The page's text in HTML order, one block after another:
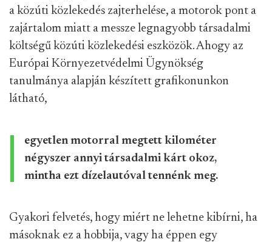
a közúti közlekedés zajterhelése, a motorok pont a
zajártalom miatt a messze legnagyobb társadalmi
költségű közúti közlekedési eszközök. Ahogy az
Európai Környezetvédelmi Ügynökség
tanulmánya alapján készített grafikonunkon
látható,
egyetlen motorral megtett kilométer
négyszer annyi társadalmi kárt okoz,
mintha ezt dízelautóval tennénk meg.
Gyakori felvetés, hogy miért ne lehetne kibírni, ha
másoknak ez a hobbija, vagy ha éppen egy